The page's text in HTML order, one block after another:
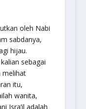
oleh Nabi
sabdanya,
hijau.
sebagai
melihat
itu,
wanita,
Isra’il adalah